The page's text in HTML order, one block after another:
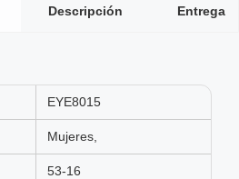
Descripción Entrega
EYE8015
Mujeres,
53-16